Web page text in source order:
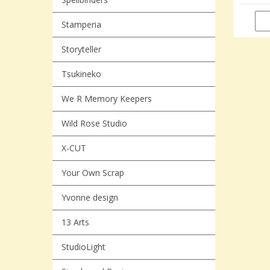
Stamperia
Storyteller
Tsukineko
We R Memory Keepers
Wild Rose Studio
X-CUT
Your Own Scrap
Yvonne design
13 Arts
StudioLight